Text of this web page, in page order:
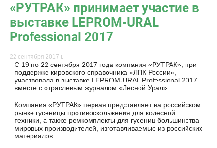
«РУТРАК» принимает участие в
выставке LEPROM-URAL
Professional 2017
22 сентября 2017 г.
С 19 по 22 сентября 2017 года компания «РУТРАК», при
поддержке кировского справочника «ЛПК России»,
участвовала в выставке LEPROM-URAL Professional 2017
вместе с отраслевым журналом «Лесной Урал».
Компания «РУТРАК» первая представляет на российском
рынке гусеницы противоскольжения для колесной
техники, а также ремкомплекты для гусениц большинства
мировых производителей, изготавливаемые из российских
материалов.